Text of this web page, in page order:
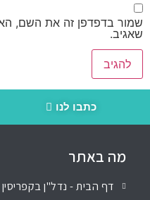
שמור בדפדפן זה את השם,
שאגיב.
כתבו לנו
מה באתר
דף הבית - נדל"ן בקפריסין